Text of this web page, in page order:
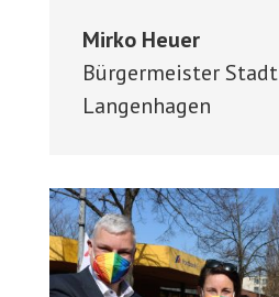
Mirko Heuer
Bürgermeister Stadt
Langenhagen